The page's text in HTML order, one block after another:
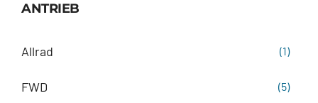
ANTRIEB
Allrad (1)
FWD (5)